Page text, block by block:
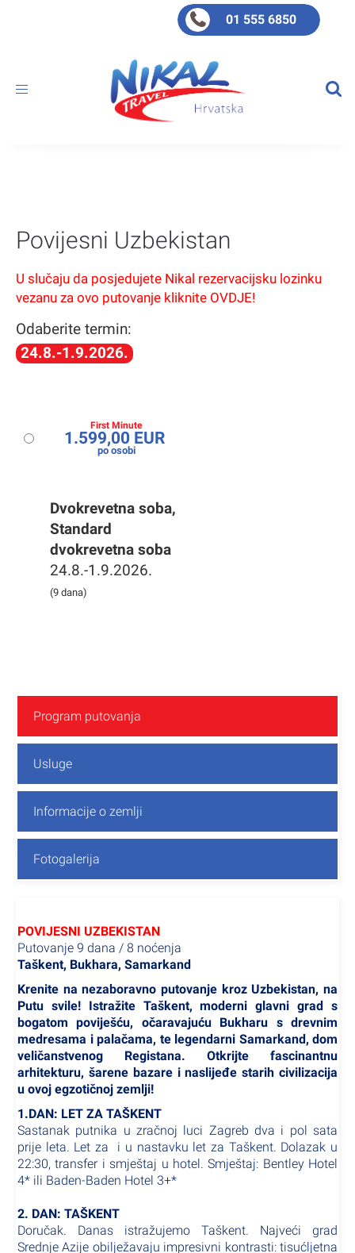
01 555 6850
Toggle
Povijesni Uzbekistan
U slučaju da posjedujete Nikal rezervacijsku lozinku
vezanu za ovo putovanje kliknite OVDJE!
Odaberite termin:
24.8.-1.9.2026.
First Minute
1.599,00 EUR
po osobi
Dvokrevetna soba,
Standard
dvokrevetna soba
24.8.-1.9.2026.
(9 dana)
Program putovanja
Usluge
Informacije o zemlji
Fotogalerija
POVIJESNI UZBEKISTAN
Putovanje 9 dana / 8 noćenja
Taškent, Bukhara, Samarkand
Krenite na nezaboravno putovanje kroz Uzbekistan, na
Putu svile! Istražite Taškent, moderni glavni grad s
bogatom poviješću, očaravajuću Bukharu s drevnim
medresama i palačama, te legendarni Samarkand, dom
veličanstvenog Registana. Otkrijte fascinantnu
arhitekturu, šarene bazare i naslijeđe starih civilizacija
u ovoj egzotičnoj zemlji!
1.DAN: LET ZA TAŠKENT
Sastanak putnika u zračnoj luci Zagreb dva i pol sata
prije leta. Let za i u nastavku let za Taškent. Dolazak u
22:30, transfer i smještaj u hotel. Smještaj: Bentley Hotel
4* ili Baden-Baden Hotel 3+*
2. DAN: TAŠKENT
Doručak. Danas istražujemo Taškent. Najveći grad
Srednje Azije obilježavaju impresivni kontrasti: tisućljetna